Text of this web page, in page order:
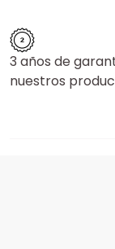
3 años de
nuestros